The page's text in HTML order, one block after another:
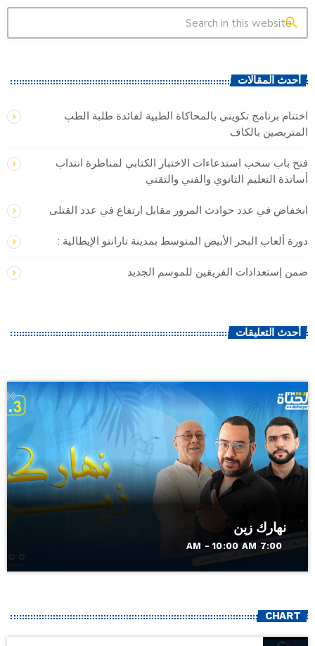
search
أحدث المقالات
اختتام برنامج تكويني بالمحاكاة الطبية لفائدة طلبة الطب
المتربصين بالكاف
فتح باب سحب استدعاءات الاختبار الكتابي لمناظرة انتداب
أساتذة التعليم الثانوي والفني والتقني
انخفاض في عدد حوادث المرور مقابل ارتفاع في عدد القتلى
دورة ألعاب البحر الأبيض المتوسط بمدينة تارانتو الإيطالية :
ضمن إستعدادات الفريقين للموسم الجديد
أحدث التعليقات
نهارك زين
7:00 AM - 10:00 AM
CHART